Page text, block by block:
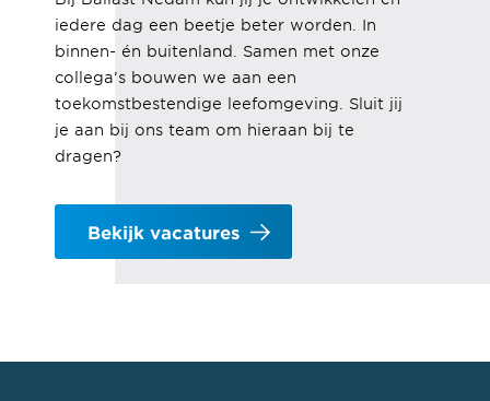
iedere dag een beetje beter worden. In
binnen- én buitenland. Samen met onze
collega’s bouwen we aan een
toekomstbestendige leefomgeving . Sluit jij
je aan bij ons team om hieraan bij te
dragen?
Bekijk vacatures